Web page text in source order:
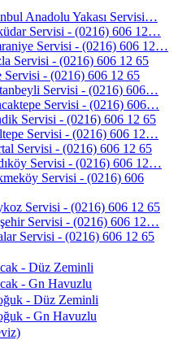
Anadolu Yakası Servisi…
Servisi - (0216) 606 12…
Servisi - (0216) 606 12…
Servisi - (0216) 606 12 65
- (0216) 606 12 65
Servisi - (0216) 606…
Servisi - (0216) 606…
Servisi - (0216) 606 12 65
Servisi - (0216) 606 12…
Servisi - (0216) 606 12 65
Servisi - (0216) 606 12…
Servisi - (0216) 606
Servisi - (0216) 606 12 65
Servisi - (0216) 606 12…
Servisi - (0216) 606 12 65
- Düz Zeminli
- Gn Havuzlu
- Düz Zeminli
- Gn Havuzlu